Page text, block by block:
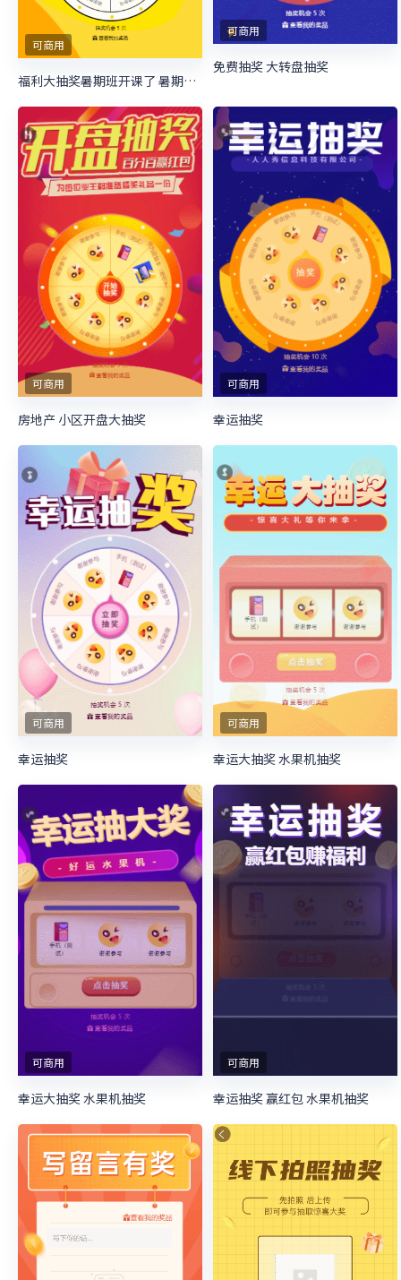
可商用
福利大抽奖暑期班开课了 暑期培训抽奖活动
可商用
免费抽奖 大转盘抽奖
可商用
房地产 小区开盘大抽奖
可商用
幸运抽奖
可商用
幸运抽奖
可商用
幸运大抽奖 水果机抽奖
可商用
幸运大抽奖 水果机抽奖
可商用
幸运抽奖 赢红包 水果机抽奖